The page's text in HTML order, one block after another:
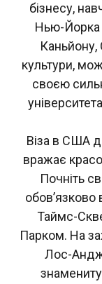
бізнесу,
Нью-Йорка
культури,
своєю
Віза в США
вражає
Почніть
Таймс-
Парком. На
Лос-